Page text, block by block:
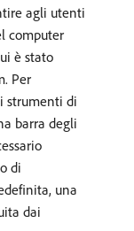
agli utenti
computer
è stato
Per
strumenti di
barra degli
di
una
dai